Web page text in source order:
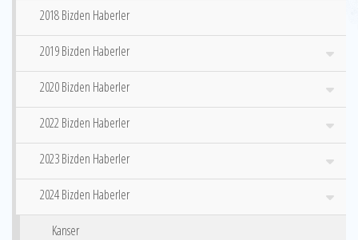
2018 Bizden Haberler
2019 Bizden Haberler
2020 Bizden Haberler
2022 Bizden Haberler
2023 Bizden Haberler
2024 Bizden Haberler
Kanser